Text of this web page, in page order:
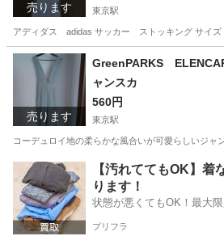
売ります 東京駅
アディダス adidas サッカー ストッキング サイ
東京 渋谷区
売ります
GreenPARKS
ャンスカ
560円
東京駅
コーデュロイ地の柔らかな風合いが可愛らしいジ
東京 渋谷区 東京駅 スカート
【汚れててもOK】着
ります！
状態が悪くてもOK！最大
プリフラ